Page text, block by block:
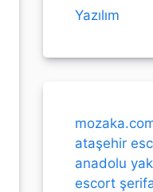
Yazılım
ataşehir
anadolu
escort